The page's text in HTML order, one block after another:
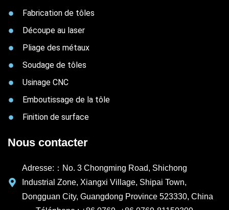
Fabrication de tôles
Découpe au laser
Pliage des métaux
Soudage de tôles
Usinage CNC
Emboutissage de la tôle
Finition de surface
Nous contacter
Adresse:：No. 3 Chongming Road, Shichong
Industrial Zone, Xiangxi Village, Shipai Town,
Dongguan City, Guangdong Province 523330, China